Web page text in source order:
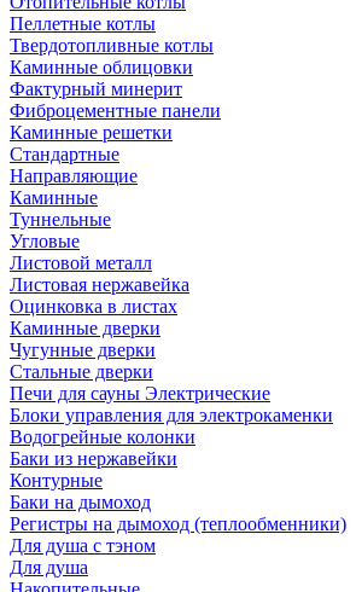
Пеллетные котлы
Твердотопливные котлы
Каминные облицовки
Фактурный минерит
Фиброцементные панели
Каминные решетки
Стандартные
Направляющие
Каминные
Туннельные
Угловые
Листовой металл
Листовая нержавейка
Оцинковка в листах
Каминные дверки
Чугунные дверки
Стальные дверки
Печи для сауны Электрические
Блоки управления для электрокаменки
Водогрейные колонки
Баки из нержавейки
Контурные
Баки на дымоход
Регистры на дымоход (теплообменники)
Для душа с тэном
Для душа